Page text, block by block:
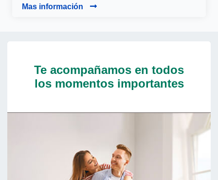
Mas información
Te acompañamos en todos
los momentos importantes